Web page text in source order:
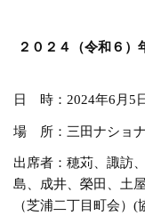
２０２４（令和６）
日 時：2024年6月5
場 所：三田ナショ
出席者：穂苅、諏訪
島、成井、榮田、土
（芝浦二丁目町会）